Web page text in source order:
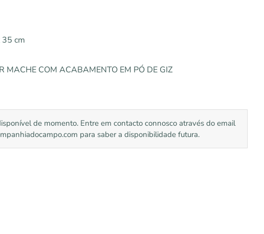
cm
MACHE COM ACABAMENTO EM PÓ DE GIZ
de momento. Entre em contacto connosco através do email
para saber a disponibilidade futura.